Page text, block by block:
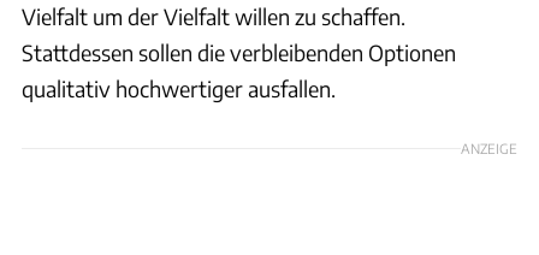
Vielfalt um der Vielfalt willen zu schaffen.
Stattdessen sollen die verbleibenden Optionen
qualitativ hochwertiger ausfallen.
ANZEIGE